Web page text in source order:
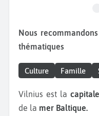
Nous recommandons un voyage à Vilnius pour ces
thématiques
Culture Famille
Vilnius est la
de la mer Baltique.